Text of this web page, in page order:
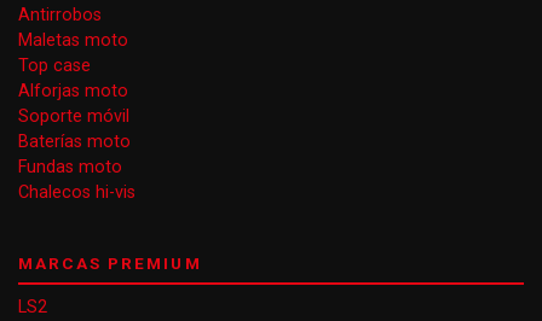
Antirrobos
Maletas moto
Top case
Alforjas moto
Soporte móvil
Baterías moto
Fundas moto
Chalecos hi-vis
MARCAS PREMIUM
LS2